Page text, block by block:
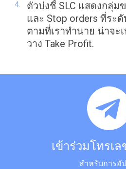
ตัวบ่งชี้ SLC แสดงกลุ่ม
และ Stop orders ที่ระ
ตามที่เราทำนาย น่าจะ
วาง Take Profit.
เข้าร่วมโทรเล
สำหรับการอั